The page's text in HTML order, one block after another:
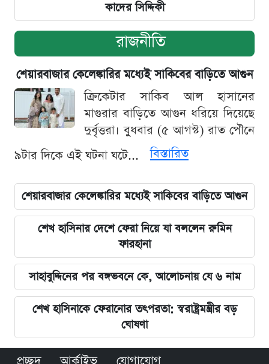
কাদের সিদ্দিকী
রাজনীতি
শেয়ারবাজার কেলেঙ্কারির মধ্যেই সাকিবের বাড়িতে আগুন
ক্রিকেটার সাকিব আল হাসানের
মাগুরার বাড়িতে আগুন ধরিয়ে দিয়েছে
দুর্বৃত্তরা। বুধবার (৫ আগস্ট) রাত পৌনে
৯টার দিকে এই ঘটনা ঘটে...
বিস্তারিত
শেয়ারবাজার কেলেঙ্কারির মধ্যেই সাকিবের বাড়িতে আগুন
শেখ হাসিনার দেশে ফেরা নিয়ে যা বললেন রুমিন
ফারহানা
সাহাবুদ্দিনের পর বঙ্গভবনে কে, আলোচনায় যে ৬ নাম
শেখ হাসিনাকে ফেরানোর তৎপরতা: স্বরাষ্ট্রমন্ত্রীর বড়
ঘোষণা